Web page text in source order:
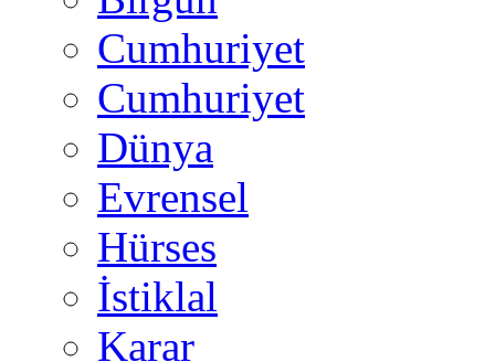
Cumhuriyet
Cumhuriyet
Dünya
Evrensel
Hürses
İstiklal
Karar